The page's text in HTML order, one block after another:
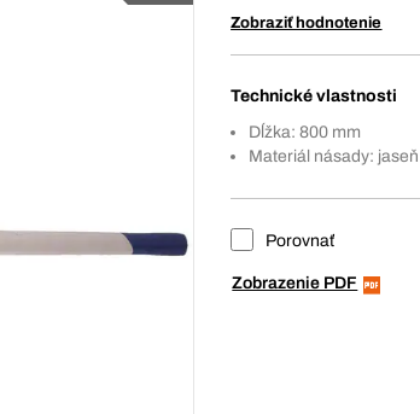
Zobraziť hodnotenie
Technické vlastnosti
Dĺžka: 800 mm
Materiál násady: jaseň
Porovnať
Zobrazenie PDF